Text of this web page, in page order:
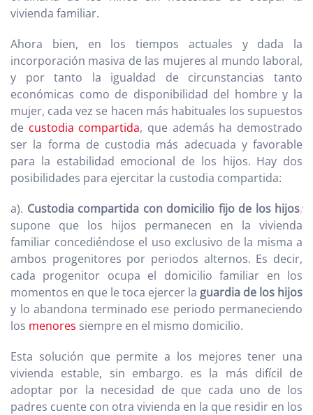
vivienda familiar.
Ahora bien, en los tiempos actuales y dada la
incorporación masiva de las mujeres al mundo laboral,
y por tanto la igualdad de circunstancias tanto
económicas como de disponibilidad del hombre y la
mujer, cada vez se hacen más habituales los supuestos
de custodia compartida, que además ha demostrado
ser la forma de custodia más adecuada y favorable
para la estabilidad emocional de los hijos. Hay dos
posibilidades para ejercitar la custodia compartida:
a). Custodia compartida con domicilio fijo de los hijos;
supone que los hijos permanecen en la vivienda
familiar concediéndose el uso exclusivo de la misma a
ambos progenitores por periodos alternos. Es decir,
cada progenitor ocupa el domicilio familiar en los
momentos en que le toca ejercer la guardia de los hijos
y lo abandona terminado ese periodo permaneciendo
los menores siempre en el mismo domicilio.
Esta solución que permite a los mejores tener una
vivienda estable, sin embargo. es la más difícil de
adoptar por la necesidad de que cada uno de los
padres cuente con otra vivienda en la que residir en los